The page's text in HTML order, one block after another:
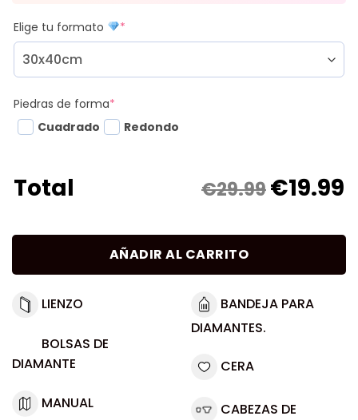
Elige tu formato *
Piedras de forma*
Cuadrado
Redondo
Total €29.99€19.99
AÑADIR AL CARRITO
LIENZO
BOLSAS DE
DIAMANTE
MANUAL
BANDEJA PARA
DIAMANTES.
CERA
CABEZAS DE